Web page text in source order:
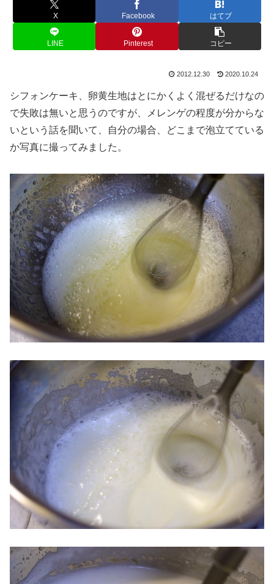
X Facebook はてブ
LINE Pinterest コピー
2012.12.30 2020.10.24
シフォンケーキ、卵黄生地はとにかくよく混ぜるだけなの
で失敗は無いと思うのですが、メレンゲの程度が分からな
いという話を聞いて、自分の場合、どこまで泡立てている
か写真に撮ってみました。